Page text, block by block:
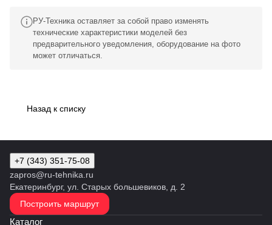
РУ-Техника оставляет за собой право изменять
технические характеристики моделей без
предварительного уведомления, оборудование на фото
может отличаться.
Назад к списку
+7 (343) 351-75-08
zapros@ru-tehnika.ru
Екатеринбург, ул. Старых большевиков, д. 2
Построить маршрут
Каталог